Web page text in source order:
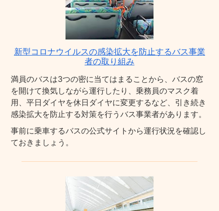
新型コロナウイルスの感染拡大を防止するバス事業
者の取り組み
満員のバスは3つの密に当てはまることから、バスの窓
を開けて換気しながら運行したり、乗務員のマスク着
用、平日ダイヤを休日ダイヤに変更するなど、引き続き
感染拡大を防止する対策を行うバス事業者があります。
事前に乗車するバスの公式サイトから運行状況を確認し
ておきましょう。